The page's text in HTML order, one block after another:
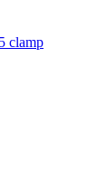
clamp